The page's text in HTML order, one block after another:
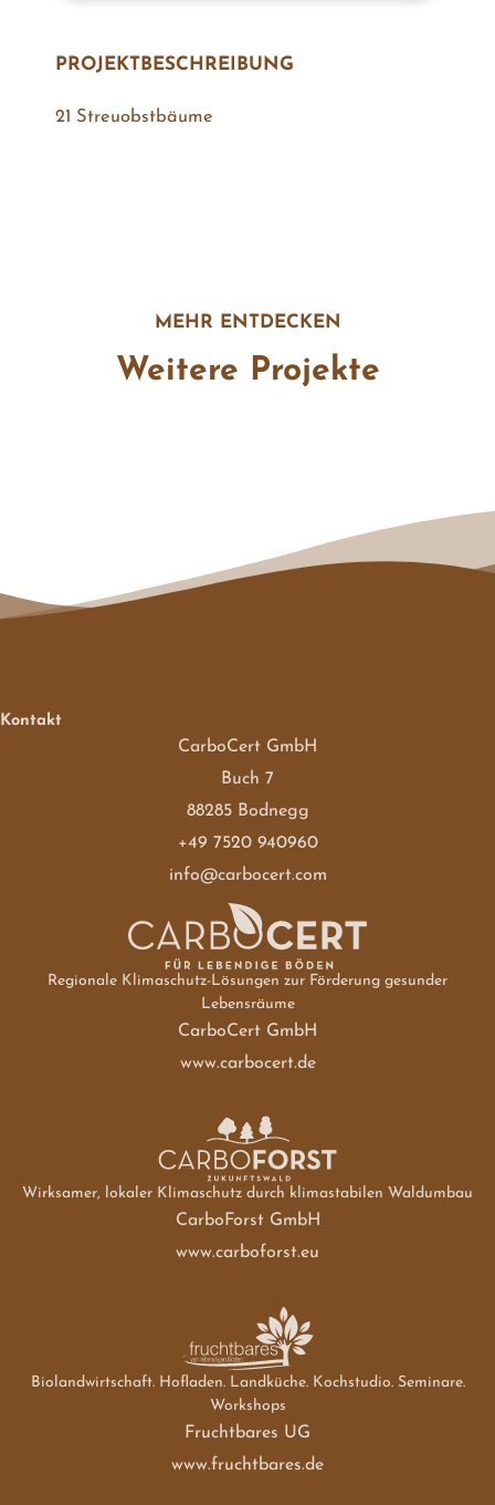
PROJEKT­BESCHREIBUNG
MEHR ENTDECKEN
Weitere Projekte
Kontakt
CarboCert GmbH
Buch 7
88285 Bodnegg
+49 7520 940960
info@carbocert.com
Regionale Klimaschutz-Lösungen zur Förderung gesunder
Lebensräume
CarboCert GmbH
www.carbocert.de
Wirksamer, lokaler Klimaschutz durch klimastabilen Waldumbau
CarboForst GmbH
www.carboforst.eu
Biolandwirtschaft. Hofladen. Landküche. Kochstudio. Seminare.
Workshops
Fruchtbares UG
www.fruchtbares.de